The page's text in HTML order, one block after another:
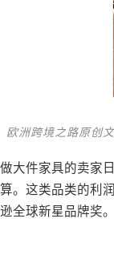
欧洲跨境之路原创
做大件家具的卖家
算。这类品类的利
逊全球新星品牌奖